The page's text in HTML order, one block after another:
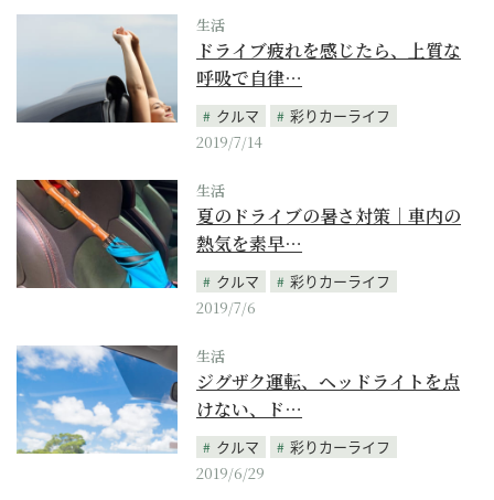
生活
ドライブ疲れを感じたら、上質な
呼吸で自律…
クルマ
彩りカーライフ
2019/7/14
生活
夏のドライブの暑さ対策｜車内の
熱気を素早…
クルマ
彩りカーライフ
2019/7/6
生活
ジグザク運転、ヘッドライトを点
けない、ド…
クルマ
彩りカーライフ
2019/6/29